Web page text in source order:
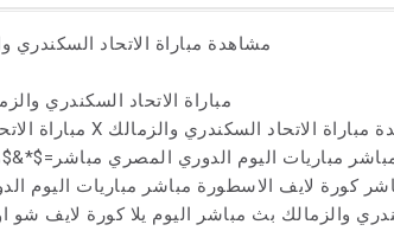
مشاهدة مباراة الاتحاد السكندري
مباراة الاتحاد السكندري
مباريات اليوم الدوري المصري
كورة لايف الاسطورة مباشر مباريات اليوم
والزمالك بث مباشر اليوم يلا كورة لايف شو